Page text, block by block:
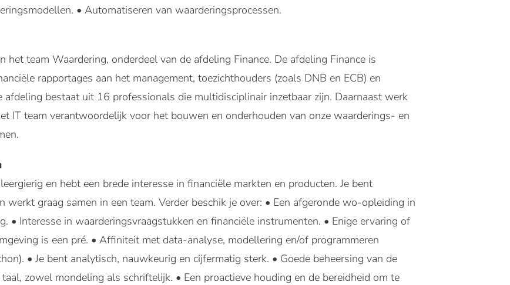
• Automatiseren van waarderingsprocessen.
het team Waardering, onderdeel van de afdeling Finance. De afdeling Finance is
rapportages aan het management, toezichthouders (zoals DNB en ECB) en
afdeling bestaat uit 16 professionals die multidisciplinair inzetbaar zijn. Daarnaast werk
IT team verantwoordelijk voor het bouwen en onderhouden van onze waarderings- en
en hebt een brede interesse in financiële markten en producten. Je bent
werkt graag samen in een team. Verder beschik je over: • Een afgeronde wo-opleiding in
• Interesse in waarderingsvraagstukken en financiële instrumenten. • Enige ervaring of
is een pré. • Affiniteit met data-analyse, modellering en/of programmeren
• Je bent analytisch, nauwkeurig en cijfermatig sterk. • Goede beheersing van de
zowel mondeling als schriftelijk. • Een proactieve houding en de bereidheid om te